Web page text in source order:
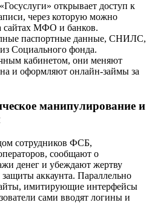
открывает доступ к
через которую можно
сайтах МФО и банков.
паспортные данные, СНИЛС,
Социального фонда.
кабинетом, они меняют
и оформляют онлайн-займы за
манипулирование и
сотрудников ФСБ,
сообщают о
денег и убеждают жертву
аккаунта. Параллельно
имитирующие интерфейсы
сами вводят логины и